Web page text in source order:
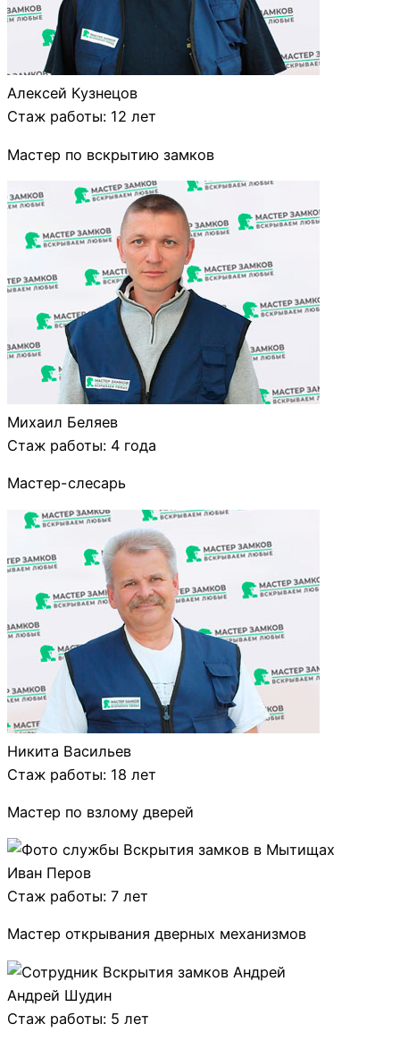
Алексей Кузнецов
Стаж работы: 12 лет
Мастер по вскрытию замков
Михаил Беляев
Стаж работы: 4 года
Мастер-слесарь
Никита Васильев
Стаж работы: 18 лет
Мастер по взлому дверей
Иван Перов
Стаж работы: 7 лет
Мастер открывания дверных механизмов
Андрей Шудин
Стаж работы: 5 лет